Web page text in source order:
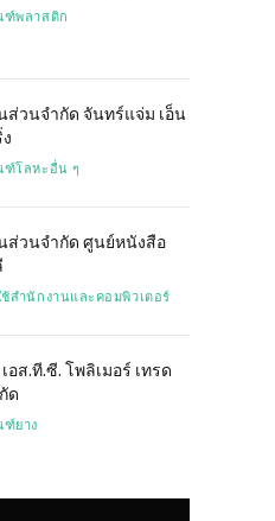
พลาสติก
ส่วนจำกัด จันทร์แจ่ม เอ็น
โลหะอื่น ๆ
ส่วนจำกัด ศูนย์หนังสือ
ช้สำนักงานและคอมพิวเตอร์
อส.ที.ซี. โพลิเมอร์ เทรด
ด
ยาง